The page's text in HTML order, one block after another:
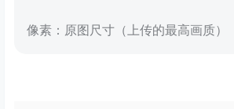
像素：原图尺寸（上传的最高画质）